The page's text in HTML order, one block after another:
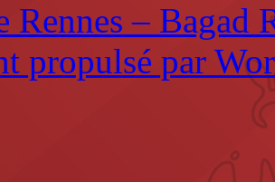
Rennes – Bagad
propulsé par